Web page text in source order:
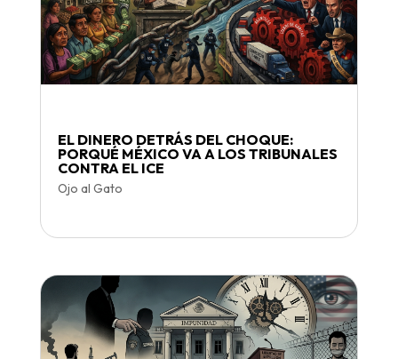
EL DINERO DETRÁS DEL CHOQUE:
PORQUÉ MÉXICO VA A LOS TRIBUNALES
CONTRA EL ICE
Ojo al Gato